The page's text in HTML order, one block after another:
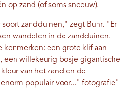
op zand (of soms sneeuw).
zandduinen," zegt Buhr. "Er
wandelen in de zandduinen.
kenmerken: een grote klif aan
een willekeurig bosje gigantische
van het zand en de
populair voor..." fotografie"